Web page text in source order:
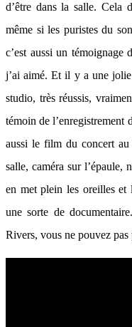
d’être dans la salle. Cela
même si les puristes du
c’est aussi un témoignage
j’ai aimé. Et il y a une
studio, très réussis,
témoin de
aussi le film du concert
salle, caméra sur l’épaule,
en met plein les oreilles
une sorte de
Rivers, vous ne pouvez pas